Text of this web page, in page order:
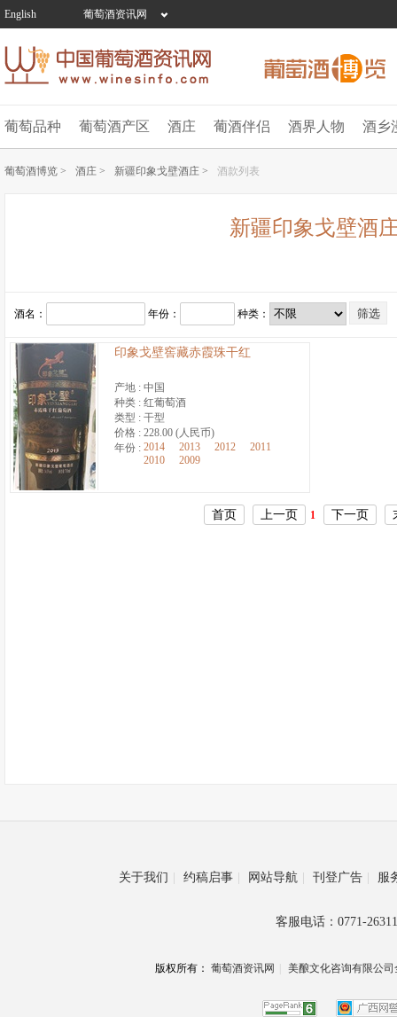
English 葡萄酒资讯网
葡萄品种 葡萄酒产区 酒庄 葡酒伴侣 酒界人物 酒乡
葡萄酒博览 > 酒庄 > 新疆印象戈壁酒庄 > 酒款列表
新疆印象戈壁酒
酒名： 年份： 种类：
印象戈壁窖藏赤霞珠干红
产地 : 中国
种类 : 红葡萄酒
类型 : 干型
价格 : 228.00 (人民币)
年份 : 2014 2013 2012
2011
2010
2009
首页 上一页 1 下一页
关于我们 | 约稿启事 | 网站导航 | 刊登广告 | 服
客服电话：0771-
版权所有： 葡萄酒资讯网 美酿文化咨询有限公司